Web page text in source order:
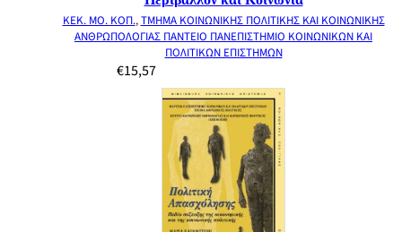
ΚΕΚ. ΜΟ. ΚΟΠ.,ΤΜΗΜΑ ΚΟΙΝΩΝΙΚΗΣ ΠΟΛΙΤΙΚΗΣ ΚΑΙ ΚΟΙΝΩΝΙΚΗΣ
ΑΝΘΡΩΠΟΛΟΓΙΑΣ ΠΑΝΤΕΙΟ ΠΑΝΕΠΙΣΤΗΜΙΟ ΚΟΙΝΩΝΙΚΩΝ ΚΑΙ
ΠΟΛΙΤΙΚΩΝ ΕΠΙΣΤΗΜΩΝ
€15,57